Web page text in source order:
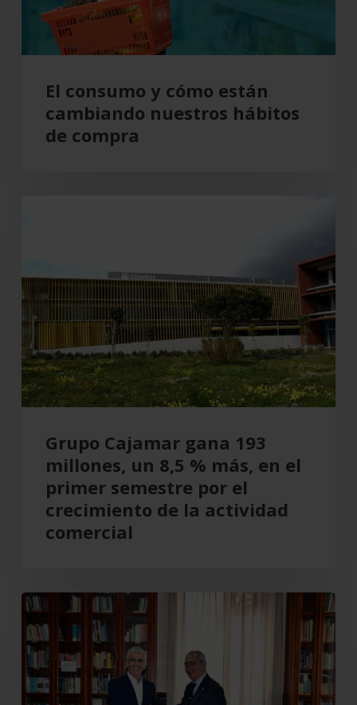
hábitos
compra
El consumo y cómo están
cambiando nuestros hábitos
de compra
193
millones,
un
8,5
%
más,
en
primer
semestre
crecimiento
actividad
comercial
Grupo Cajamar gana 193
millones, un 8,5 % más, en el
primer semestre por el
crecimiento de la actividad
comercial
Cajamar
recupera
el
Teatro
Cervantes